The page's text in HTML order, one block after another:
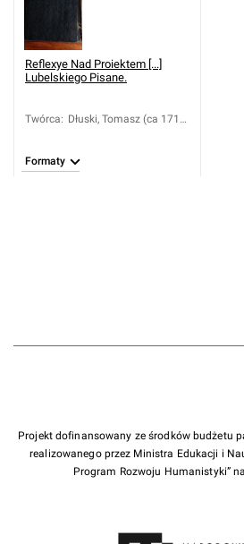
Reflexye Nad Proiektem [...]
Lubelskiego Pisane.
Twórca: Dłuski, Tomasz (ca 1713-
Formaty
Projekt dofinansowany ze środków budżetu
realizowanego przez Ministra Edukacji i
Program Rozwoju Humanistyki”